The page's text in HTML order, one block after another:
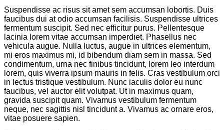
Suspendisse ac risus sit amet sem accumsan lobortis. Duis
faucibus dui at odio accumsan facilisis. Suspendisse ultrices
fermentum suscipit. Sed nec efficitur purus. Pellentesque
lacinia lorem vitae accumsan imperdiet. Phasellus nec
vehicula augue. Nulla luctus, augue in ultrices elementum,
mi eros maximus mi, id bibendum diam sem in massa. Sed
condimentum, urna nec finibus tincidunt, lorem leo interdum
lorem, quis viverra ipsum mauris in felis. Cras vestibulum orci
in lectus tristique vestibulum. Nunc iaculis dolor eu nunc
faucibus, vel auctor elit volutpat. Ut in maximus quam,
gravida suscipit quam. Vivamus vestibulum fermentum
neque, nec sagittis nisl tincidunt a. Vivamus ac ornare eros,
vitae posuere sapien.